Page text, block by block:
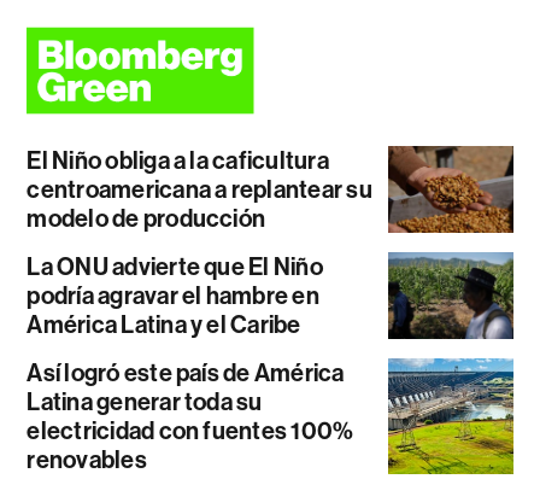
El Niño obliga a la caficultura
centroamericana a replantear su
modelo de producción
La ONU advierte que El Niño
podría agravar el hambre en
América Latina y el Caribe
Así logró este país de América
Latina generar toda su
electricidad con fuentes 100%
renovables